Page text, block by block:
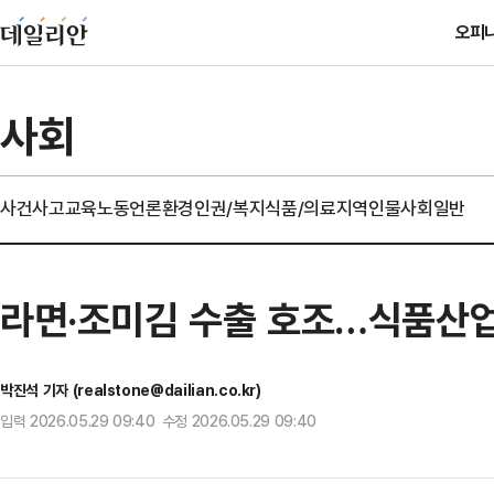
오피
사회
사건사고교육노동언론환경인권/복지식품/의료지역인물사회일반
라면·조미김 수출 호조…식품산
박진석 기자 (realstone@dailian.co.kr)
입력 2026.05.29 09:40 수정 2026.05.29 09:40